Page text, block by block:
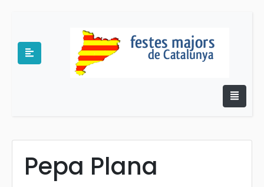
Pepa Plana